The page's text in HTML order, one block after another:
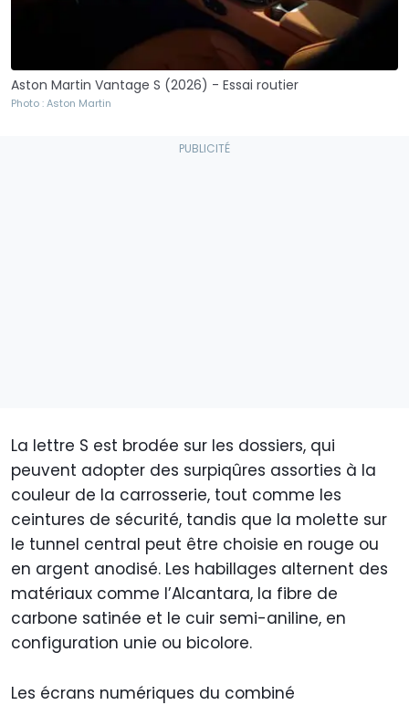
Aston Martin Vantage S (2026) - Essai routier
Photo : Aston Martin
La lettre S est brodée sur les dossiers, qui
peuvent adopter des surpiqûres assorties à la
couleur de la carrosserie, tout comme les
ceintures de sécurité, tandis que la molette sur
le tunnel central peut être choisie en rouge ou
en argent anodisé. Les habillages alternent des
matériaux comme l’Alcantara, la fibre de
carbone satinée et le cuir semi-aniline, en
configuration unie ou bicolore.
Les écrans numériques du combiné